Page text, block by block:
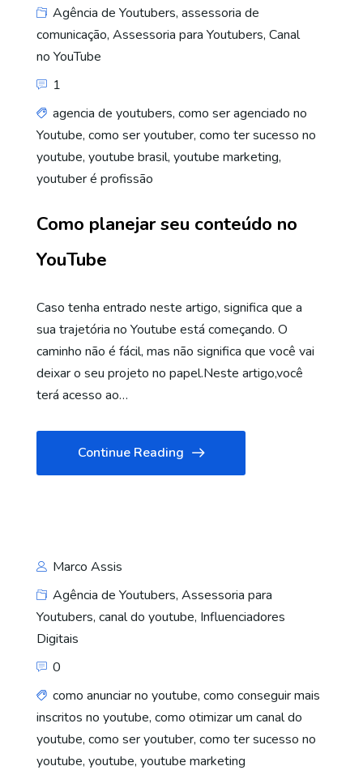
Agência de Youtubers, assessoria de
comunicação, Assessoria para Youtubers, Canal
no YouTube
1
agencia de youtubers, como ser agenciado no
Youtube, como ser youtuber, como ter sucesso no
youtube, youtube brasil, youtube marketing,
youtuber é profissão
Como planejar seu conteúdo no
YouTube
Caso tenha entrado neste artigo, significa que a
sua trajetória no Youtube está começando. O
caminho não é fácil, mas não significa que você vai
deixar o seu projeto no papel.Neste artigo,você
terá acesso ao…
Continue Reading
Marco Assis
Agência de Youtubers, Assessoria para
Youtubers, canal do youtube, Influenciadores
Digitais
0
como anunciar no youtube, como conseguir mais
inscritos no youtube, como otimizar um canal do
youtube, como ser youtuber, como ter sucesso no
youtube, youtube, youtube marketing